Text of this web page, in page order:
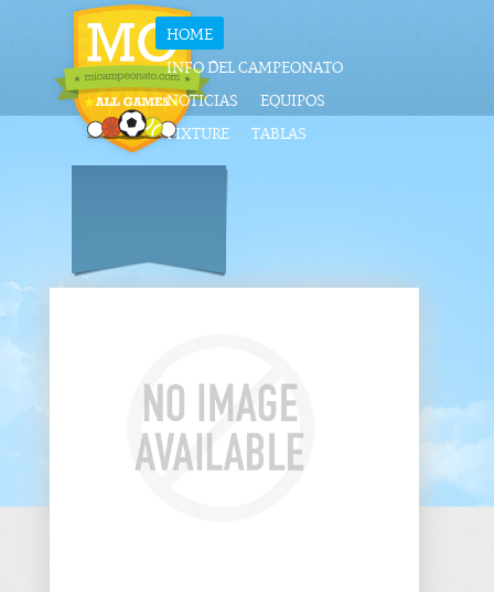
HOME
INFO DEL CAMPEONATO
NOTICIAS
EQUIPOS
FIXTURE
TABLAS